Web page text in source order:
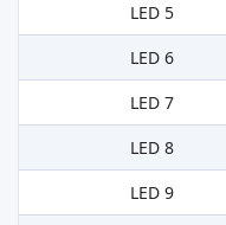
LED 5
LED 6
LED 7
LED 8
LED 9